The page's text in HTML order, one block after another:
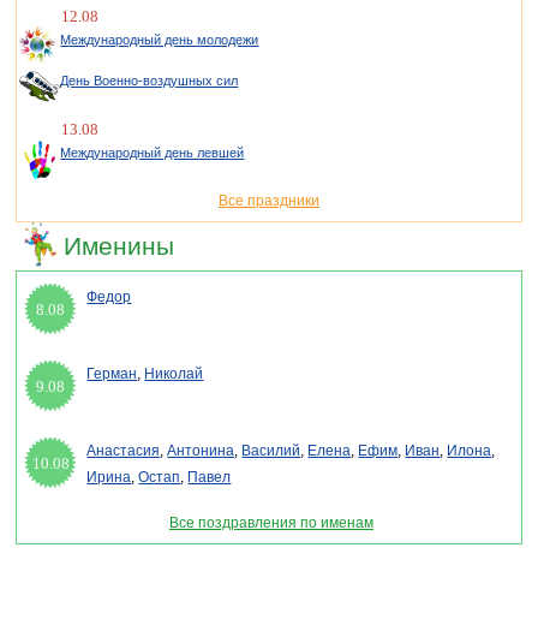
12.08
Международный день молодежи
День Военно-воздушных сил
13.08
Международный день левшей
Все праздники
Именины
8.08
Федор
9.08
Герман, Николай
10.08
Анастасия,Антонина, Василий, Елена, Ефим, Иван, Илона,
Ирина,Остап, Павел
Все поздравления по именам